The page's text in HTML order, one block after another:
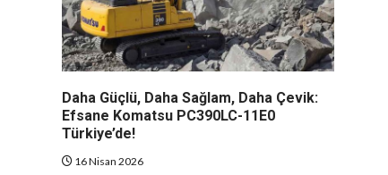
Daha Güçlü, Daha Sağlam, Daha Çevik:
Efsane Komatsu PC390LC-11E0
Türkiye’de!
16 Nisan 2026